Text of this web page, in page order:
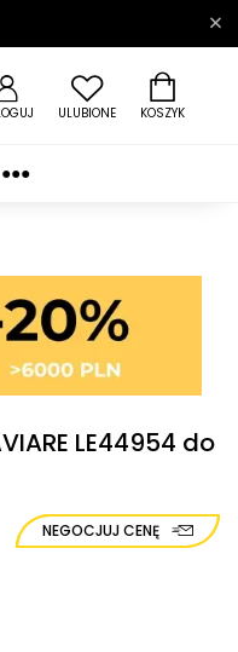
ULUBIONE KOSZYK
●●●
LE44954 do
NEGOCJUJ CENĘ